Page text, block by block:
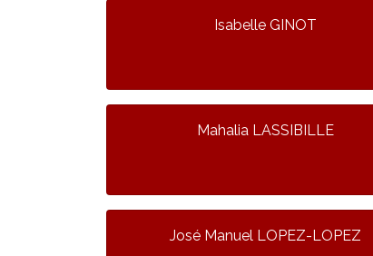
Isabelle GINOT
Mahalia LASSIBILLE
José Manuel LOPEZ-LOPEZ